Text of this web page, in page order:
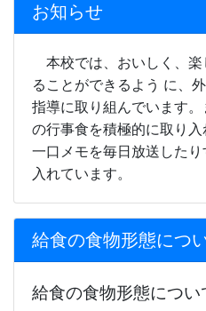
お知らせ
本校では、おいしく、楽
ることができるよう に、
指導に取り組んでいます
の行事食を積極的に取り
一口メモを毎日放送した
入れています。
給食の食物形態につ
給食の食物形態につい